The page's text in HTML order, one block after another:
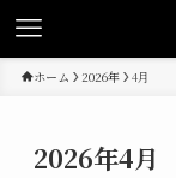
ホーム 2026年 4月
2026年4月